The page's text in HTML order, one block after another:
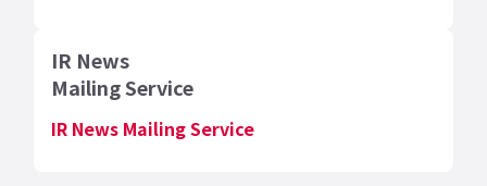
IR News
Mailing Service
IR News Mailing Service